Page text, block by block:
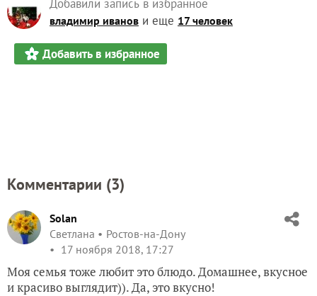
Добавили запись в избранное
владимир иванов и еще 17 человек
Добавить в избранное
Комментарии (3)
Solan
Светлана
Ростов-на-Дону
17 ноября 2018, 17:27
Моя семья тоже любит это блюдо. Домашнее, вкусное
и красиво выглядит)). Да, это вкусно!